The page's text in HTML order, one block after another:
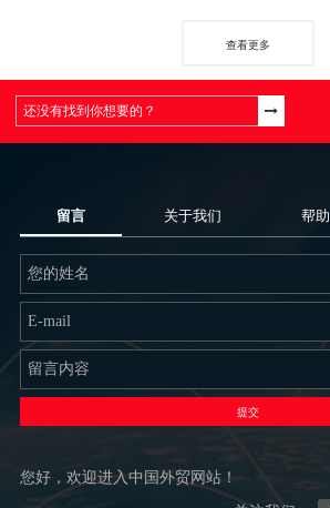
查看更多
留言 关于我们 帮助
提交
您好，欢迎进入中国外贸网站！